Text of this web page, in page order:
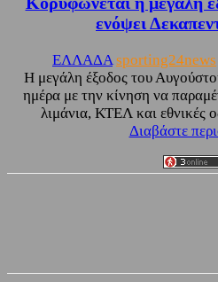
ενόψει
ΕΛΛΑΔΑ sporting24news
Η μεγάλη έξοδος του
ημέρα με την κίνηση να
λιμάνια, ΚΤΕΛ και εθνικές
Διαβάστε